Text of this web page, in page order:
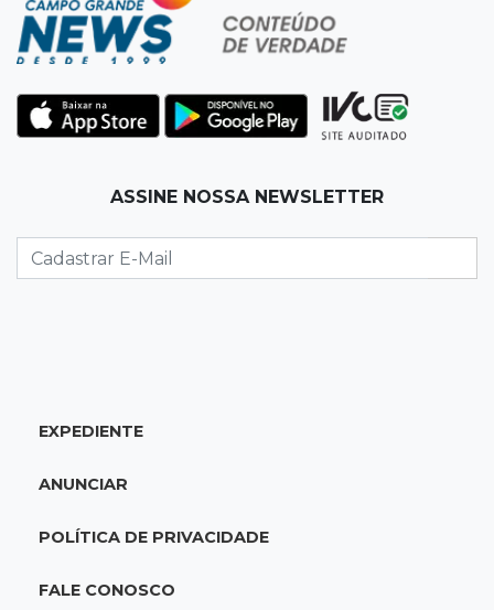
dois caminhões em pátio
Corinthians vence Bragantino por 2 a 0 e sobe
para 7º no Brasileirão
Na Vila Belmiro
lugar no Brasileirão
18:33Em 2022
adolescente atropelada no Amazonas
Palmeiras e Inter ficam no 0 a 0 pela 22ª
ASSINE NOSSA NEWSLETTER
EXPEDIENTE
ANUNCIAR
POLÍTICA DE PRIVACIDADE
FALE CONOSCO